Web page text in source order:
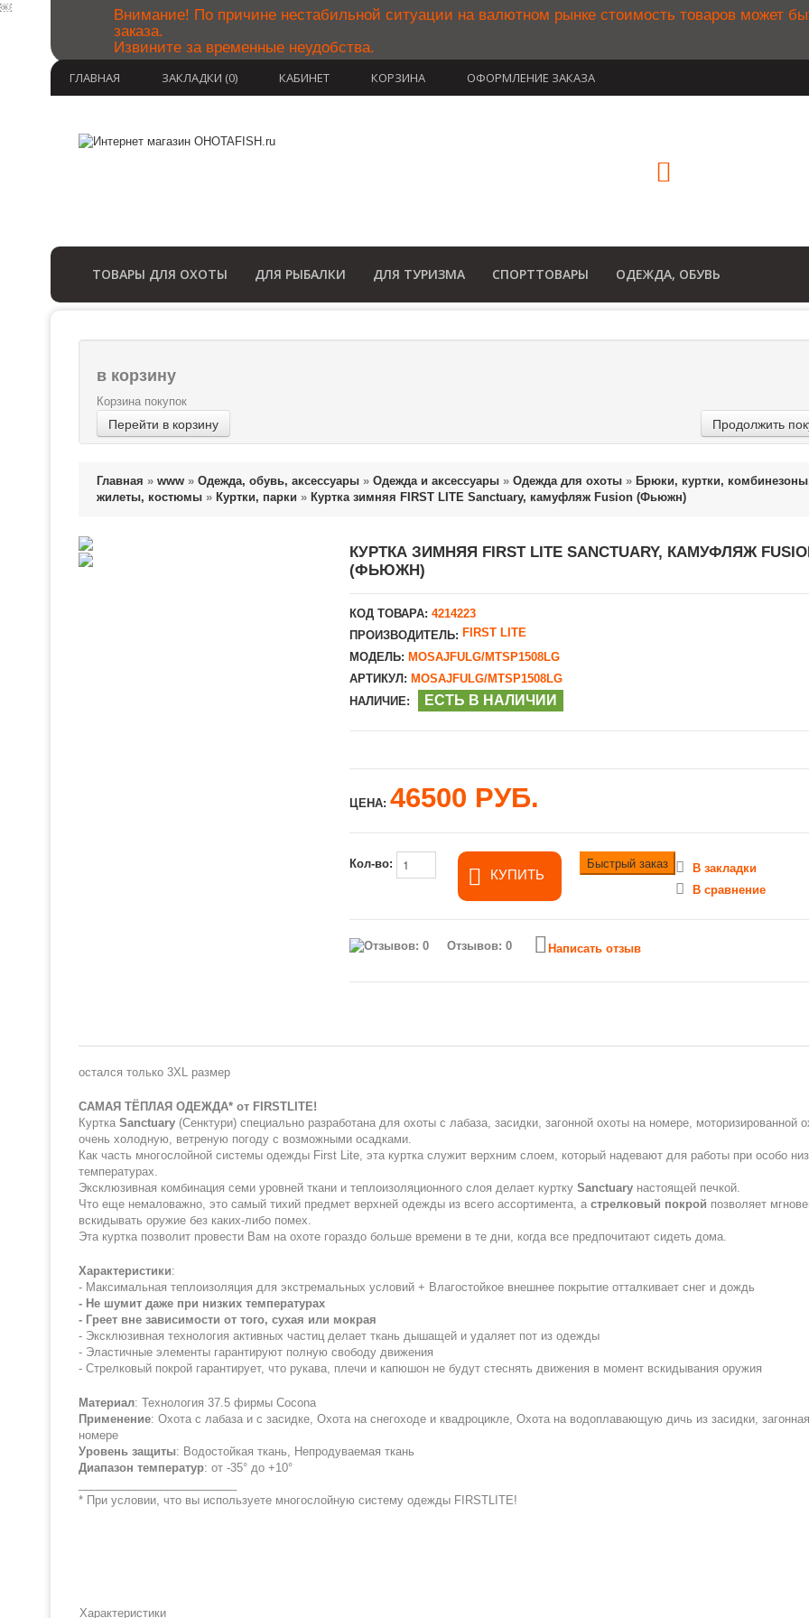
￼
Внимание! По причине нестабильной ситуации на валютном рынке стоимость товаров может
заказа.
Извините за временные неудобства.
ГЛАВНАЯ ЗАКЛАДКИ (0) КАБИНЕТ КОРЗИНА ОФОРМЛЕНИЕ ЗАКАЗА
ТОВАРЫ ДЛЯ ОХОТЫ ДЛЯ РЫБАЛКИ ДЛЯ ТУРИЗМА СПОРТТОВАРЫ ОДЕЖДА, ОБУВЬ
в корзину
Корзина покупок
Перейти в корзину Продолжить
Главная » www » Одежда, обувь, аксессуары » Одежда и аксессуары » Одежда для охоты » Брюки, куртки,
жилеты, костюмы » Куртки, парки » Куртка зимняя FIRST LITE Sanctuary, камуфляж Fusion (Фьюжн)
КУРТКА ЗИМНЯЯ FIRST LITE SANCTUARY, КАМУФЛЯЖ
(ФЬЮЖН)
КОД ТОВАРА: 4214223
ПРОИЗВОДИТЕЛЬ: FIRST LITE
МОДЕЛЬ: MOSAJFULG/MTSP1508LG
АРТИКУЛ: MOSAJFULG/MTSP1508LG
НАЛИЧИЕ:
ЕСТЬ В НАЛИЧИИ
ЦЕНА: 46500 РУБ.
Кол-во:
КУПИТЬ
Быстрый заказ
В закладки
В сравнение
Отзывов: 0 Написать отзыв
остался только 3XL размер
САМАЯ ТЁПЛАЯ ОДЕЖДА* от FIRSTLITE!
Куртка Sanctuary (Сенктури) специально разработана для охоты с лабаза, засидки, загонной охоты на номере, моторизированной
очень холодную, ветреную погоду с возможными осадками.
Как часть многослойной системы одежды First Lite, эта куртка служит верхним слоем, который надевают для работы при особо
температурах.
Эксклюзивная комбинация семи уровней ткани и теплоизоляционного слоя делает куртку Sanctuary настоящей печкой.
Что еще немаловажно, это самый тихий предмет верхней одежды из всего ассортимента, а стрелковый покрой позволяет
вскидывать оружие без каких-либо помех.
Эта куртка позволит провести Вам на охоте гораздо больше времени в те дни, когда все предпочитают сидеть дома.
Характеристики:
- Максимальная теплоизоляция для экстремальных условий + Влагостойкое внешнее покрытие отталкивает снег и дождь
- Не шумит даже при низких температурах
- Греет вне зависимости от того, сухая или мокрая
- Эксклюзивная технология активных частиц делает ткань дышащей и удаляет пот из одежды
- Эластичные элементы гарантируют полную свободу движения
- Стрелковый покрой гарантирует, что рукава, плечи и капюшон не будут стеснять движения в момент вскидывания оружия
Материал: Технология 37.5 фирмы Cocona
Применение: Охота с лабаза и с засидке, Охота на снегоходе и квадроцикле, Охота на водоплавающую дичь из засидки,
номере
Уровень защиты: Водостойкая ткань, Непродуваемая ткань
Диапазон температур: от -35° до +10°
* При условии, что вы используете многослойную систему одежды FIRSTLITE!
Характеристики